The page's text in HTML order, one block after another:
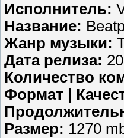
Исполнитель:
Название:
Жанр музыки:
Дата релиза:
Количество
Формат |
Размер: 1270